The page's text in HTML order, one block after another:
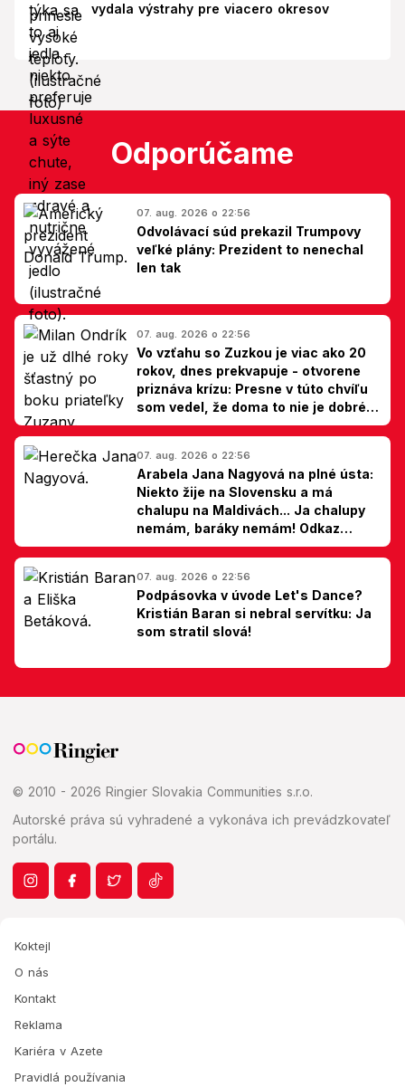
vydala výstrahy pre viacero okresov
Odporúčame
07. aug. 2026 o 22:56
Odvolávací súd prekazil Trumpovy
veľké plány: Prezident to nenechal
len tak
07. aug. 2026 o 22:56
Vo vzťahu so Zuzkou je viac ako 20
rokov, dnes prekvapuje - otvorene
priznáva krízu: Presne v túto chvíľu
som vedel, že doma to nie je dobré,
hovorí Milan Ondrík
07. aug. 2026 o 22:56
Arabela Jana Nagyová na plné ústa:
Niekto žije na Slovensku a má
chalupu na Maldivách... Ja chalupy
nemám, baráky nemám! Odkaz
Slovákom
07. aug. 2026 o 22:56
Podpásovka v úvode Let's Dance?
Kristián Baran si nebral servítku: Ja
som stratil slová!
© 2010 - 2026 Ringier Slovakia Communities s.r.o.
Autorské práva sú vyhradené a vykonáva ich prevádzkovateľ
portálu.
Koktejl
O nás
Kontakt
Reklama
Kariéra v Azete
Pravidlá používania